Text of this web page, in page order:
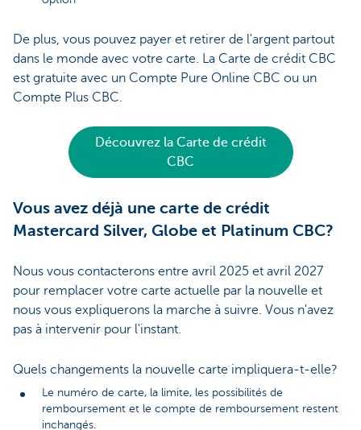
De plus, vous pouvez payer et retirer de l'argent partout
dans le monde avec votre carte. La Carte de crédit CBC
est gratuite avec un Compte Pure Online CBC ou un
Compte Plus CBC.
Découvrez la Carte de crédit
CBC
Vous avez déjà une carte de crédit
Mastercard Silver, Globe et Platinum CBC?
Nous vous contacterons entre avril 2025 et avril 2027
pour remplacer votre carte actuelle par la nouvelle et
nous vous expliquerons la marche à suivre. Vous n'avez
pas à intervenir pour l'instant.
Quels changements la nouvelle carte impliquera-t-elle?
Le numéro de carte, la limite, les possibilités de
remboursement et le compte de remboursement restent
inchangés.